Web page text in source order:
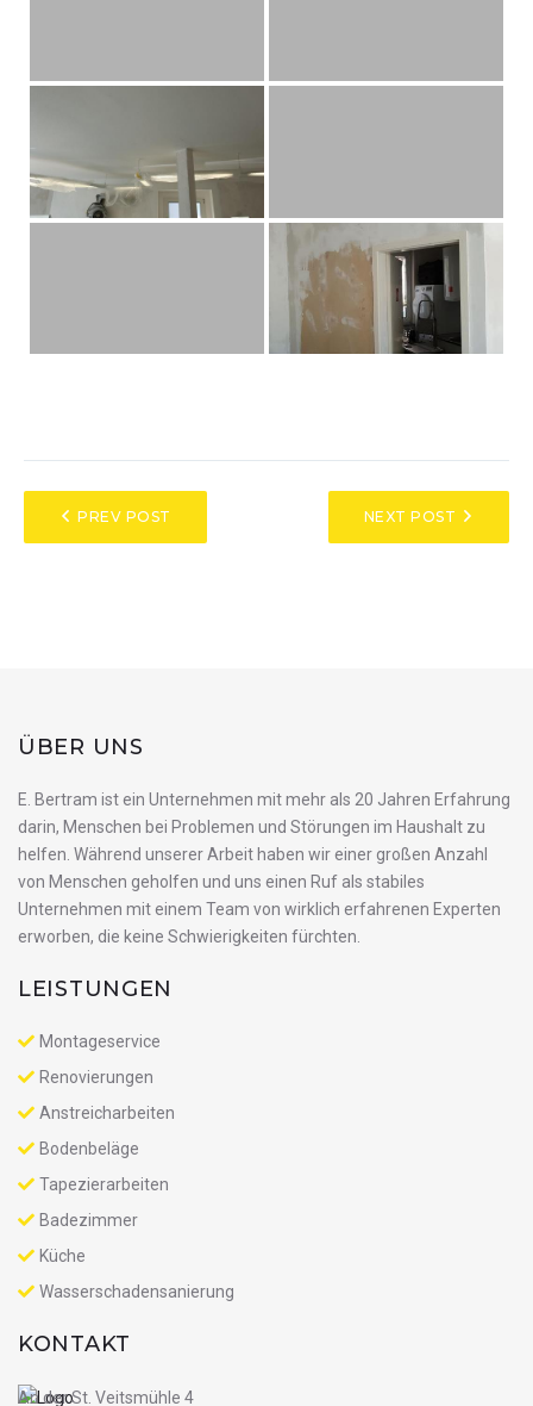
PREV POST NEXT POST
ÜBER UNS
E. Bertram ist ein Unternehmen mit mehr als 20 Jahren Erfahrung
darin, Menschen bei Problemen und Störungen im Haushalt zu
helfen. Während unserer Arbeit haben wir einer großen Anzahl
von Menschen geholfen und uns einen Ruf als stabiles
Unternehmen mit einem Team von wirklich erfahrenen Experten
erworben, die keine Schwierigkeiten fürchten.
LEISTUNGEN
Montageservice
Renovierungen
Anstreicharbeiten
Bodenbeläge
Tapezierarbeiten
Badezimmer
Küche
Wasserschadensanierung
KONTAKT
An der St. Veitsmühle 4